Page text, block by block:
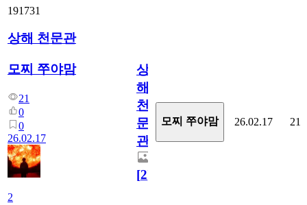
191731
상해 천문관
모찌 쭈야맘
21
0
0
26.02.17
2
상
해
천
문
관
[2]
모찌 쭈야맘 26.02.17 21